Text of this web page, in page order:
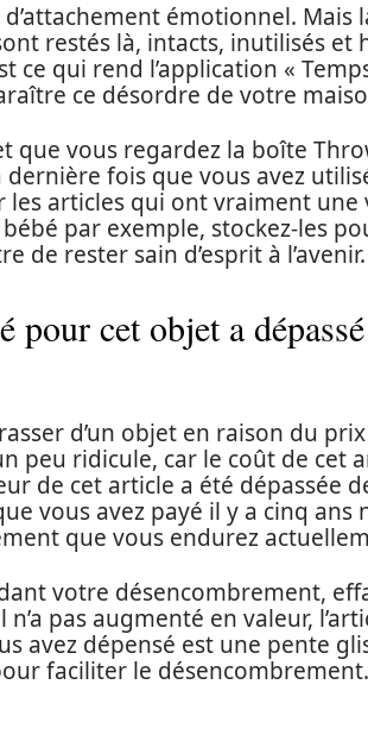
émotionnel. Mais
restés là, intacts, inutilisés et
ce qui rend l’application «
ce désordre de votre
que vous regardez la boîte
fois que vous avez
les articles qui ont vraiment une
par exemple, stockez-les
rester sain d’esprit à l’avenir.
cet objet a
d’un objet en raison du prix
peu ridicule, car le coût de cet
de cet article a été dépassée
vous avez payé il y a cinq ans
que vous endurez
votre désencombrement,
pas augmenté en valeur,
avez dépensé est une pente
faciliter le désencombrement.